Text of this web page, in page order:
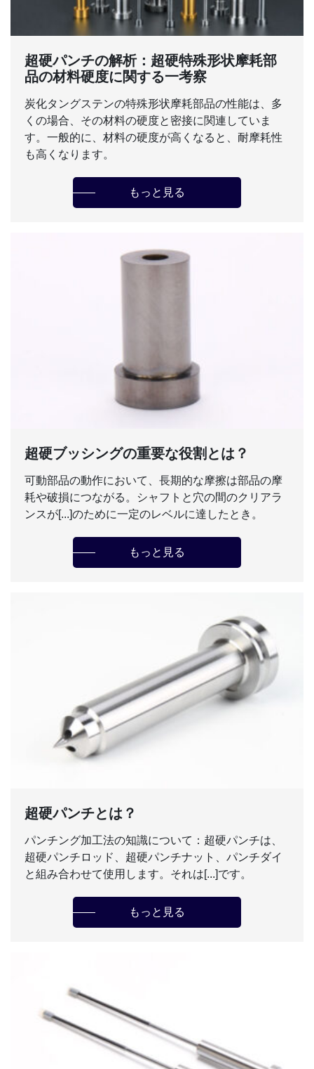
超硬パンチの解析：超硬特殊形状摩耗部
品の材料硬度に関する一考察
炭化タングステンの特殊形状摩耗部品の性能は、多
くの場合、その材料の硬度と密接に関連していま
す。一般的に、材料の硬度が高くなると、耐摩耗性
も高くなります。
もっと見る
超硬ブッシングの重要な役割とは？
可動部品の動作において、長期的な摩擦は部品の摩
耗や破損につながる。シャフトと穴の間のクリアラ
ンスが[...]のために一定のレベルに達したとき。
もっと見る
超硬パンチとは？
パンチング加工法の知識について：超硬パンチは、
超硬パンチロッド、超硬パンチナット、パンチダイ
と組み合わせて使用します。それは[...]です。
もっと見る